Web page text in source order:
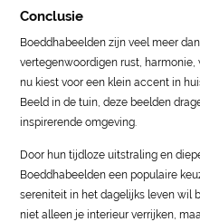
Conclusie
Boeddhabeelden zijn veel meer
vertegenwoordigen rust,
nu kiest voor een klein accent in
Beeld in de tuin, deze beelden
inspirerende omgeving.
Door hun tijdloze uitstraling en
Boeddhabeelden een populaire
sereniteit in het dagelijks leven wil
niet alleen je interieur verrijken,